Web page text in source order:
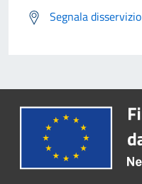
Segnala disservizio